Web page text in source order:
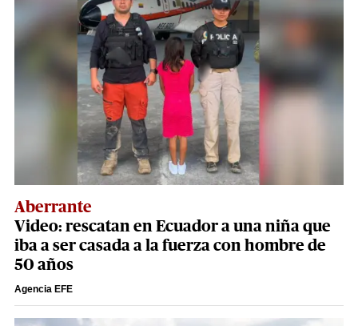
Aberrante
Video: rescatan en Ecuador a una niña que
iba a ser casada a la fuerza con hombre de
50 años
Agencia EFE